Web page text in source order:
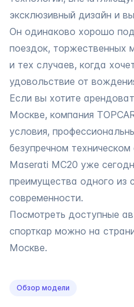
эксклюзивный дизайн и
Он одинаково хорошо
поездок, торжественных
и тех случаев, когда
удовольствие от
Если вы хотите
Москве, компания
условия,
безупречном
Maserati MC20 уже
преимущества одного из
современности.
Посмотреть доступные
спорткар можно на
Москве.
Обзор модели